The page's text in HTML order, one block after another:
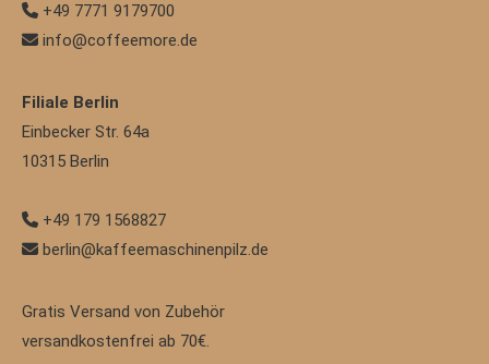
+49 7771 9179700
info@coffeemore.de
Filiale Berlin
Einbecker Str. 64a
10315 Berlin
+49 179 1568827
berlin@kaffeemaschinenpilz.de
Gratis Versand von Zubehör
versandkostenfrei ab 70€.